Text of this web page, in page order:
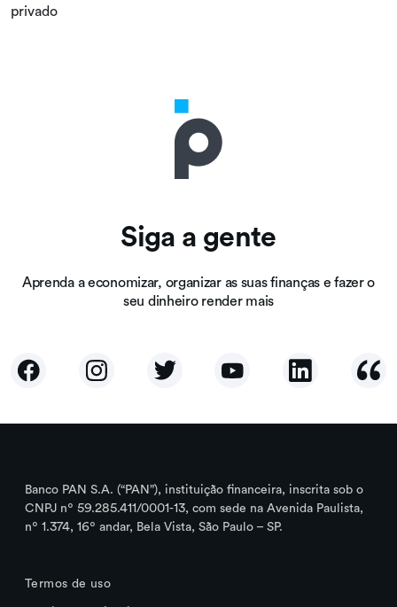
privado
Siga a gente
Aprenda a economizar, organizar as suas finanças e fazer o
seu dinheiro render mais
Banco PAN S.A. (“PAN”), instituição financeira, inscrita sob o
CNPJ nº 59.285.411/0001-13, com sede na Avenida Paulista,
nº 1.374, 16º andar, Bela Vista, São Paulo – SP.
Termos de uso